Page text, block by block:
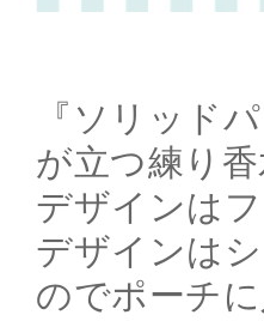
『ソリッド
が立つ練り
デザインは
デザインは
のでポーチ